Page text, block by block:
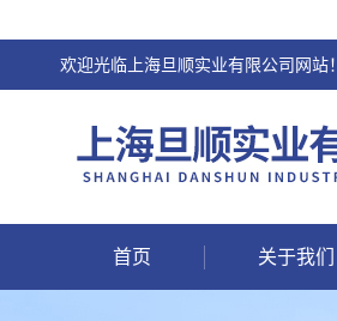
欢迎光临上海旦顺实业有限公司网站！
首页 关于我们